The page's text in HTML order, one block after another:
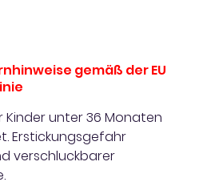
gemäß der EU
Kinder unter 36 Monaten
Erstickungsgefahr
verschluckbarer